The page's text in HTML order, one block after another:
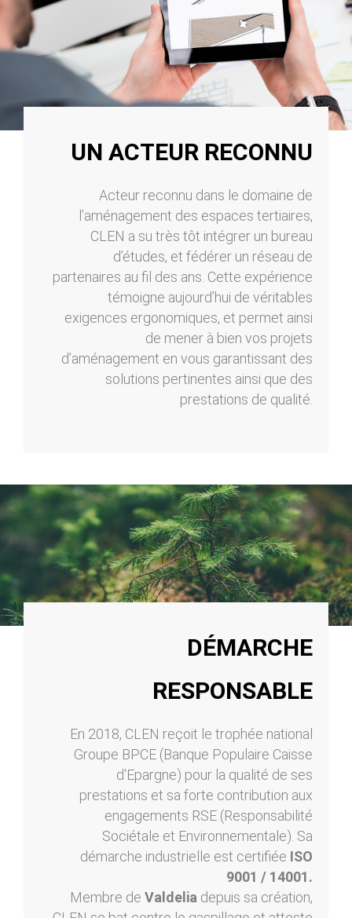
UN ACTEUR RECONNU
Acteur reconnu dans le domaine de
l’aménagement des espaces tertiaires,
CLEN a su très tôt intégrer un bureau
d’études, et fédérer un réseau de
partenaires au fil des ans. Cette expérience
témoigne aujourd’hui de véritables
exigences ergonomiques, et permet ainsi
de mener à bien vos projets
d’aménagement en vous garantissant des
solutions pertinentes ainsi que des
prestations de qualité.
DÉMARCHE
RESPONSABLE
En 2018, CLEN reçoit le trophée national
Groupe BPCE (Banque Populaire Caisse
d'Epargne) pour la qualité de ses
prestations et sa forte contribution aux
engagements RSE (Responsabilité
Sociétale et Environnementale). Sa
démarche industrielle est certifiée ISO
9001 / 14001.
Membre de Valdelia depuis sa création,